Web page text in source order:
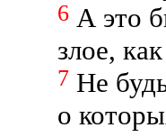
6 А это
злое,
7 Не
о